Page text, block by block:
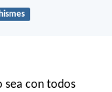
sea con todos